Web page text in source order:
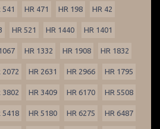
541 HR 471 HR 198 HR 42
HR 521 HR 1440 HR 1401
HR 1332 HR 1908 HR 1832
2072 HR 2631 HR 2966 HR 1795
3802 HR 3409 HR 6170 HR 5508
5418 HR 5180 HR 6275 HR 6487